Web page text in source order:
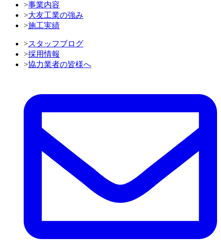
>事業内容
>大友工業の強み
>施工実績
>スタッフブログ
>採用情報
>協力業者の皆様へ